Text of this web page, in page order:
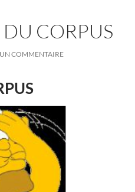
CORPUS
UN COMMENTAIRE